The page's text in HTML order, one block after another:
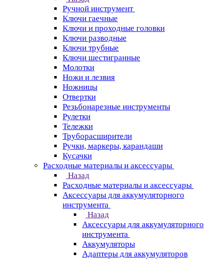
Ручной инструмент
Ключи гаечные
Ключи и проходные головки
Ключи разводные
Ключи трубные
Ключи шестигранные
Молотки
Ножи и лезвия
Ножницы
Отвертки
Резьбонарезные инструменты
Рулетки
Тележки
Труборасширители
Ручки, маркеры, карандаши
Кусачки
Расходные материалы и аксессуары
Назад
Расходные материалы и аксессуары
Аксессуары для аккумуляторного
инструмента
Назад
Аксессуары для аккумуляторного
инструмента
Aккумуляторы
Адаптеры для аккумуляторов